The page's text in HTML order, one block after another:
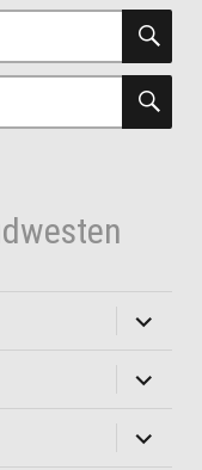
öffnen
öffnen
öffnen